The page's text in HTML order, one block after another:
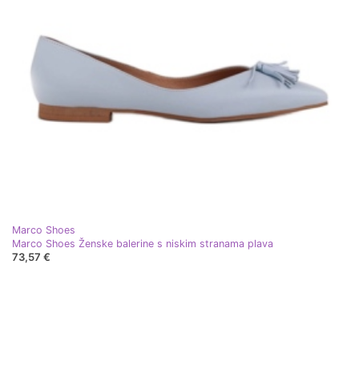
Marco Shoes
Marco Shoes Ženske balerine s niskim stranama plava
73,57 €